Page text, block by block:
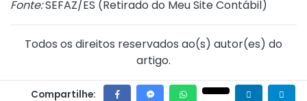
Fonte:SEFAZ/ES (Retirado do Meu Site Contábil)
Todos os direitos reservados ao(s) autor(es) do
artigo.
Compartilhe: